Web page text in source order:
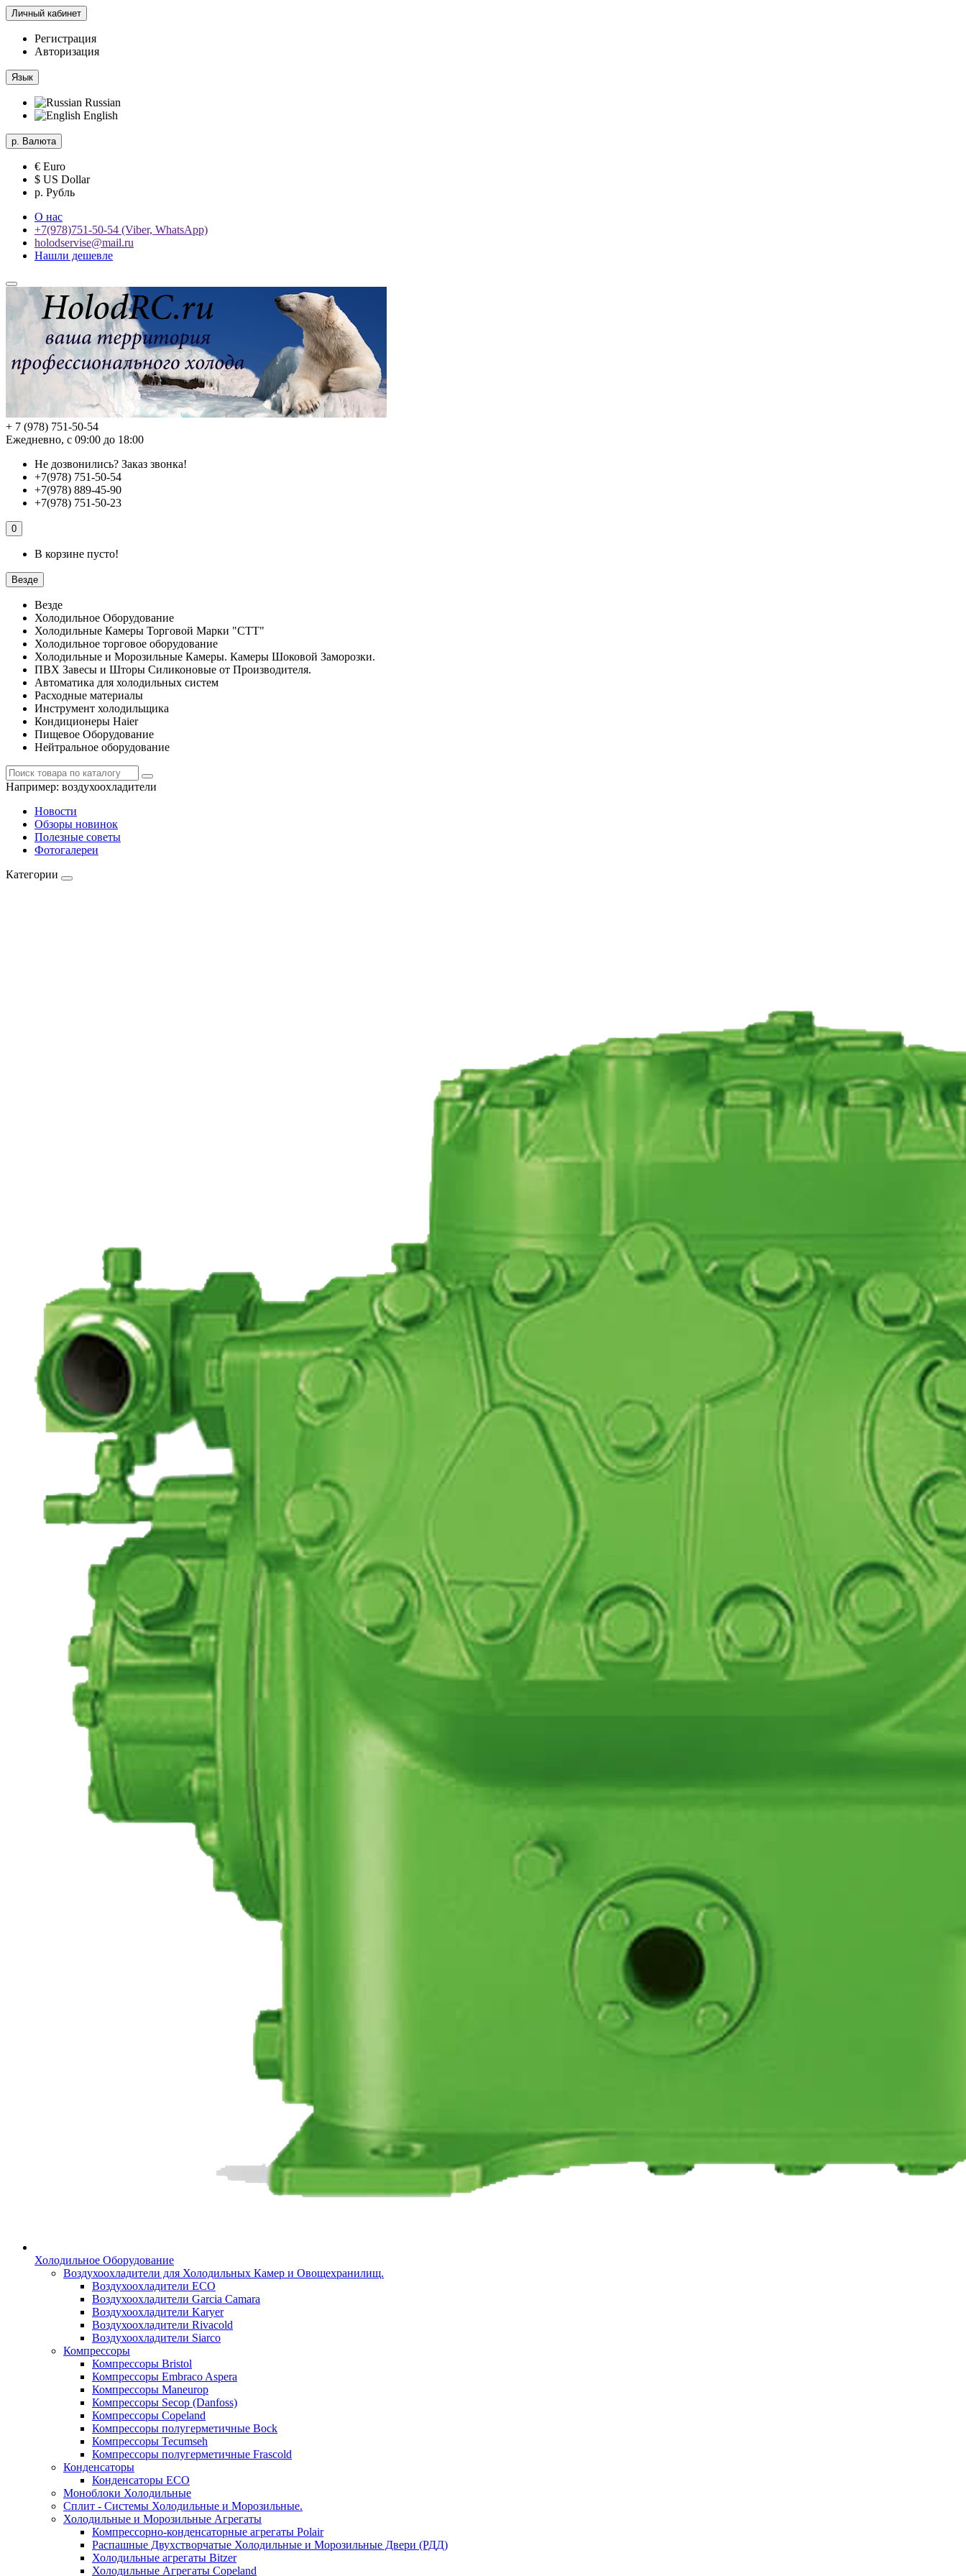
Личный кабинет
Регистрация
Авторизация
Язык
Russian
English
р. Валюта
€ Euro
$ US Dollar
р. Рубль
О нас
+7(978)751-50-54 (Viber, WhatsApp)
holodservise@mail.ru
Нашли дешевле
+ 7 (978) 751-50-54
Ежедневно, с 09:00 до 18:00
Не дозвонились? Заказ звонка!
+7(978) 751-50-54
+7(978) 889-45-90
+7(978) 751-50-23
0
В корзине пусто!
Везде
Везде
Холодильное Оборудование
Холодильные Камеры Торговой Марки "СТТ"
Холодильное торговое оборудование
Холодильные и Морозильные Камеры. Камеры Шоковой Заморозки.
ПВХ Завесы и Шторы Силиконовые от Производителя.
Автоматика для холодильных систем
Расходные материалы
Инструмент холодильщика
Кондиционеры Haier
Пищевое Оборудование
Нейтральное оборудование
Например: воздухоохладители
Новости
Обзоры новинок
Полезные советы
Фотогалереи
Категории
Холодильное Оборудование
Воздухоохладители для Холодильных Камер и Овощехранилищ.
Воздухоохладители ECO
Воздухоохладители Garcia Camara
Воздухоохладители Karyer
Воздухоохладители Rivacold
Воздухоохладители Siarco
Компрессоры
Компрессоры Bristol
Компрессоры Embraco Aspera
Компрессоры Maneurop
Компрессоры Secop (Danfoss)
Компрессоры Copeland
Компрессоры полугерметичные Bock
Компрессоры Tecumseh
Компрессоры полугерметичные Frascold
Конденсаторы
Конденсаторы ECO
Моноблоки Холодильные
Сплит - Системы Холодильные и Морозильные.
Холодильные и Морозильные Агрегаты
Компрессорно-конденсаторные агрегаты Polair
Распашные Двухстворчатые Холодильные и Морозильные Двери (РДД)
Холодильные агрегаты Bitzer
Холодильные Агрегаты Copeland